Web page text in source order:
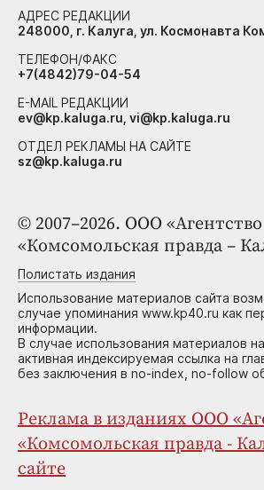
© 2007–2026. ООО «Агентство
«Комсомольская правда –
Полистать издания
Использование материалов сайта
случае упоминания www.kp40.ru как
информации.
В случае использования материалов
активная индексируемая ссылка на
без заключения в no-index, no-follow
Реклама в изданиях ООО
«Комсомольская правда -
сайте
АДРЕС РЕДАКЦИИ
248000, г. Калуга, ул. Космонавта
ТЕЛЕФОН/ФАКС
+7(4842)79-04-54
E-MAIL РЕДАКЦИИ
ev@kp.kaluga.ru, vi@kp.kaluga.ru
ОТДЕЛ РЕКЛАМЫ НА САЙТЕ
sz@kp.kaluga.ru